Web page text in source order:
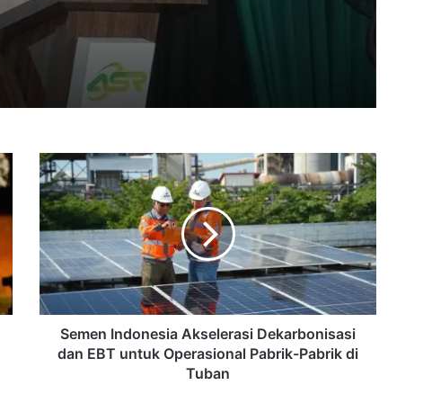
Bekerja Dulu
Pramono Anung Lantik Syafrin Liputo menjadi Wali Kota Jaksel, Budi Awaludin Jabat Kadishub DKI
‎Pemerintah Siap Rekrut 30.000 Manajer untuk Koperasi Desa Merah Putih, Zulhas: yang Lolos Jadi Pegawai BUMN‎‎
Semen
Indonesia
Akselerasi
Dekarbonisasi
dan
EBT
untuk
Operasional
Pabrik-
PabrikSemen Indonesia Akselerasi Dekarbonisasi
dan EBT untuk Operasional Pabrik-Pabrik di
Tuban